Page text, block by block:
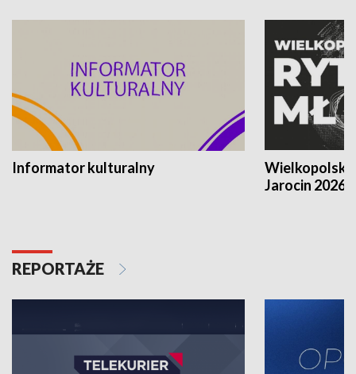
Informator kulturalny
Jarocin 2026
REPORTAŻE